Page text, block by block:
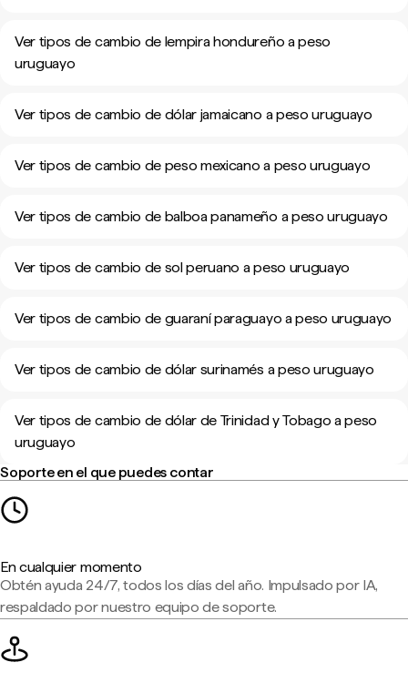
Ver tipos de cambio de lempira hondureño a peso
uruguayo
Ver tipos de cambio de dólar jamaicano a peso uruguayo
Ver tipos de cambio de peso mexicano a peso uruguayo
Ver tipos de cambio de balboa panameño a peso uruguayo
Ver tipos de cambio de sol peruano a peso uruguayo
Ver tipos de cambio de guaraní paraguayo a peso uruguayo
Ver tipos de cambio de dólar surinamés a peso uruguayo
Ver tipos de cambio de dólar de Trinidad y Tobago a peso
uruguayo
Soporte en el que puedes contar
En cualquier momento
Obtén ayuda 24/7, todos los días del año. Impulsado por IA,
respaldado por nuestro equipo de soporte.